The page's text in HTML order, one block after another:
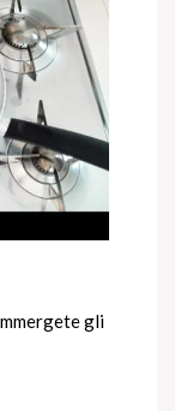
gli